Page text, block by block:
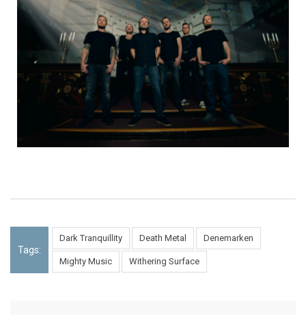
Tags:
Dark Tranquillity Death Metal Denemarken
Mighty Music Withering Surface